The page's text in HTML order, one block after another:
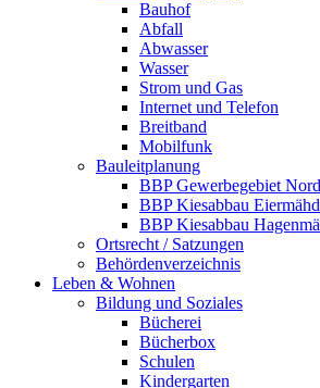
Bauhof
Abfall
Abwasser
Wasser
Strom und Gas
Internet und Telefon
Breitband
Mobilfunk
Bauleitplanung
BBP Gewerbegebiet
BBP Kiesabbau
BBP Kiesabbau
Ortsrecht / Satzungen
Behördenverzeichnis
Leben & Wohnen
Bildung und Soziales
Bücherei
Bücherbox
Schulen
Kindergarten